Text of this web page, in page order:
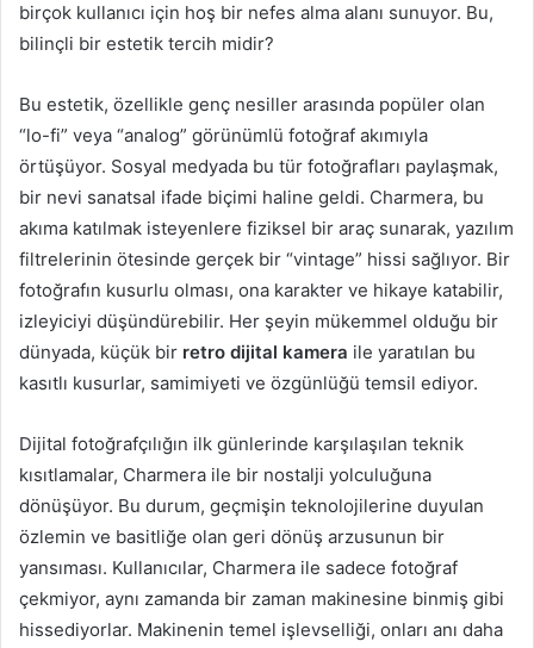
birçok kullanıcı için hoş bir nefes alma alanı sunuyor. Bu,
bilinçli bir estetik tercih midir?
Bu estetik, özellikle genç nesiller arasında popüler olan
“lo-fi” veya “analog” görünümlü fotoğraf akımıyla
örtüşüyor. Sosyal medyada bu tür fotoğrafları paylaşmak,
bir nevi sanatsal ifade biçimi haline geldi. Charmera, bu
akıma katılmak isteyenlere fiziksel bir araç sunarak, yazılım
filtrelerinin ötesinde gerçek bir “vintage” hissi sağlıyor. Bir
fotoğrafın kusurlu olması, ona karakter ve hikaye katabilir,
izleyiciyi düşündürebilir. Her şeyin mükemmel olduğu bir
dünyada, küçük bir retro dijital kamera ile yaratılan bu
kasıtlı kusurlar, samimiyeti ve özgünlüğü temsil ediyor.
Dijital fotoğrafçılığın ilk günlerinde karşılaşılan teknik
kısıtlamalar, Charmera ile bir nostalji yolculuğuna
dönüşüyor. Bu durum, geçmişin teknolojilerine duyulan
özlemin ve basitliğe olan geri dönüş arzusunun bir
yansıması. Kullanıcılar, Charmera ile sadece fotoğraf
çekmiyor, aynı zamanda bir zaman makinesine binmiş gibi
hissediyorlar. Makinenin temel işlevselliği, onları anı daha